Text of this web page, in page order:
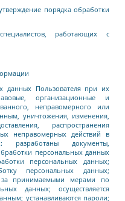
порядка обработки
работающих с
данных Пользователя при их
организационные и
неправомерного или
уничтожения, изменения,
распространения
неправомерных действий в
разработаны документы,
персональных данных
персональных данных;
персональных данных;
за принимаемыми мерами по
данных; осуществляется
устанавливаются пароли;